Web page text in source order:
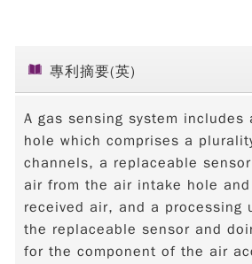
專利摘要(英)
A gas sensing system includes
hole which comprises a
channels, a replaceable
air from the air intake hole
received air, and a processing
the replaceable sensor and
for the component of the air